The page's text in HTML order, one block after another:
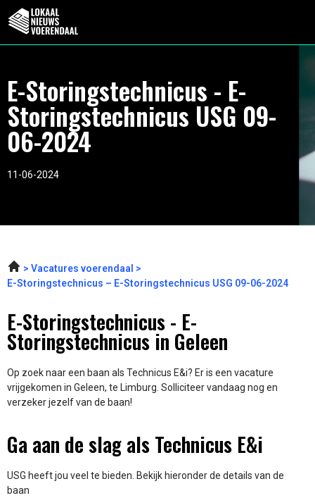
E-Storingstechnicus - E-
Storingstechnicus USG 09-
06-2024
11-06-2024
Vacatures voerendaal
E-Storingstechnicus – E-Storingstechnicus USG 09-06-2024
E-Storingstechnicus - E-
Storingstechnicus in Geleen
Op zoek naar een baan als Technicus E&i? Er is een vacature
vrijgekomen in Geleen, te Limburg. Solliciteer vandaag nog en
verzeker jezelf van de baan!
Ga aan de slag als Technicus E&i
USG heeft jou veel te bieden. Bekijk hieronder de details van de
baan